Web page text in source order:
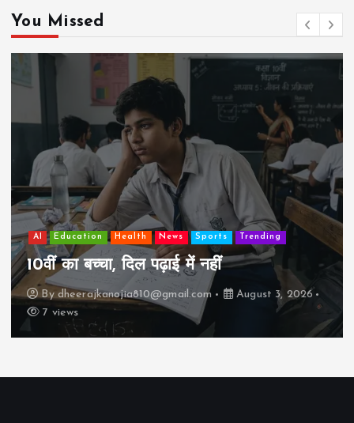
You Missed
News Sports Trending
में नहीं
August 3, 2026
AI Education Lifestyle
झुग्गी में रहने वाला
कैसे “बड़ा आदमी”
By
17 views